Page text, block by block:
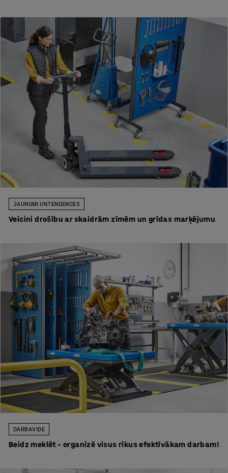
JAUNUMI UN TENDENCES
Veicini drošību ar skaidrām zīmēm un grīdas marķējumu
DARBA VIDE
Beidz meklēt – organizē visus rīkus efektīvākam darbam!